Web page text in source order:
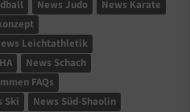
News Judo
News Karate
Leichtathletik
News Schach
FAQs
Ski
News Süd-Shaolin